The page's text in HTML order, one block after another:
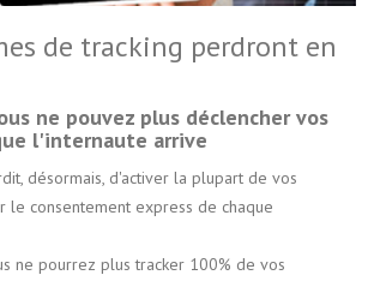
de tracking perdront en
ne pouvez plus déclencher vos
l'internaute arrive
désormais, d'activer la plupart de vos
le consentement express de chaque
ne pourrez plus tracker 100% de vos